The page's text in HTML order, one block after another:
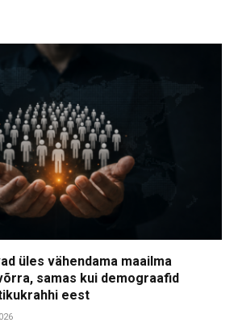
üles vähendama maailma
samas kui demograafid
eest